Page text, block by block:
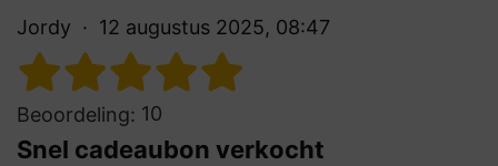
Jordy 12 augustus 2025, 08:47
Beoordeling: 10
Snel cadeaubon verkocht